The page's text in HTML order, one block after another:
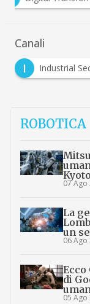
Canali
I
Industrial
ROBOTICA
Kyoto
07 Ago
La
un
06 Ago
Ecco
di
05 Ago